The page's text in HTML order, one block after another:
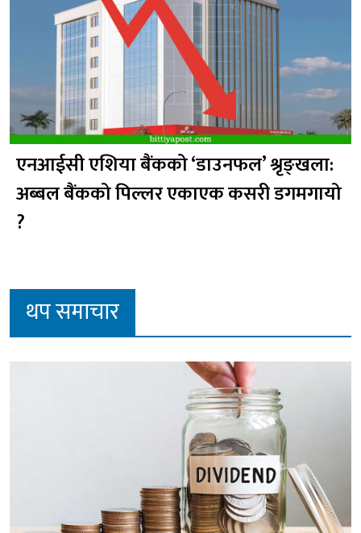
एनआईसी एशिया बैंकको ‘डाउनफल’ श्रृङ्खला:
अब्बल बैंकको पिल्लर एकाएक कसरी डगमगायो
?
थप समाचार